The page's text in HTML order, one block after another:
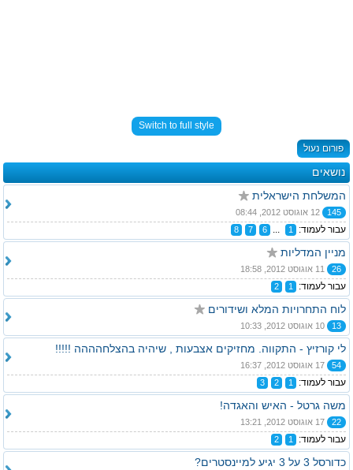
Switch to full style
פורום נעול
נושאים
המשלחת הישראלית
145
עבור לעמוד: 1
...
6
7
8
מניין המדליות
26
עבור לעמוד: 1
2
לוח התחרויות המלא ושידורים
13
לי קורזיץ - התקווה. מחזיקים אצבעות , שיהיה בהצלחהההה !!!!!
54
עבור לעמוד: 1
2
3
משה גרטל - האיש והאגדה!
22
עבור לעמוד: 1
2
כדורסל 3 על 3 יגיע למיינסטרים?